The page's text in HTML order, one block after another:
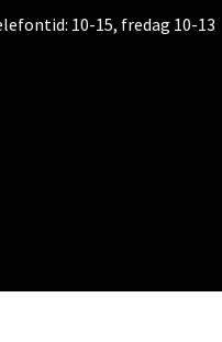
10-15, fredag 10-13